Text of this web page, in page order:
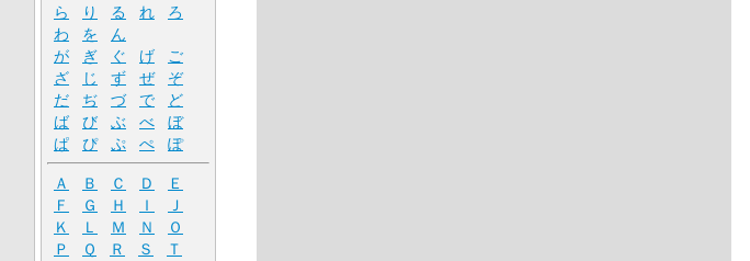
ら
り る れ
ろ
わ
を
ん
が
ぎ ぐ げ
ご
ざ
じ ず ぜ
ぞ
だ
ぢ づ で
ど
ば
び ぶ べ
ぼ
ぱ
ぴ ぷ ぺ ぽ
Ａ Ｂ Ｃ Ｄ
Ｅ
Ｆ
Ｇ Ｈ Ｉ
Ｊ
Ｋ
Ｌ Ｍ Ｎ
Ｏ
Ｐ
Ｑ Ｒ Ｓ
Ｔ